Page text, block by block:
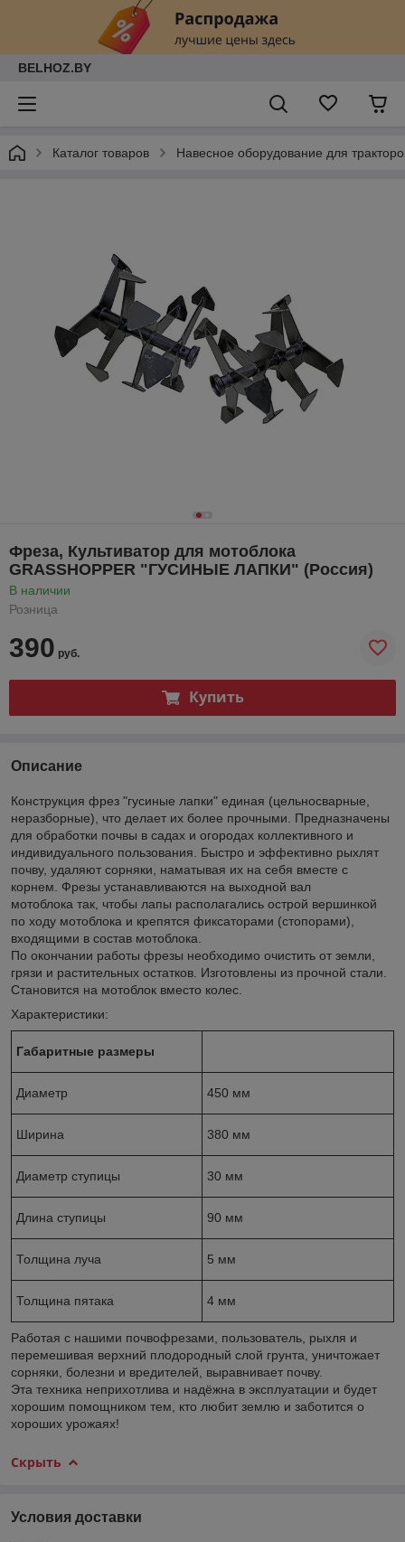
BELHOZ.BY
Каталог товаров Навесное оборудование для
Фреза, Культиватор для мотоблока
GRASSHOPPER "ГУСИНЫЕ ЛАПКИ" (Россия)
В наличии
Розница
390 руб.
Купить
Описание
Конструкция фрез "гусиные лапки" единая (цельносварные,
неразборные), что делает их более прочными. Предназначены
для обработки почвы в садах и огородах коллективного и
индивидуального пользования. Быстро и эффективно рыхлят
почву, удаляют сорняки, наматывая их на себя вместе с
корнем. Фрезы устанавливаются на выходной вал
мотоблока так, чтобы лапы располагались острой вершинкой
по ходу мотоблока и крепятся фиксаторами (стопорами),
входящими в состав мотоблока.
По окончании работы фрезы необходимо очистить от земли,
грязи и растительных остатков. Изготовлены из прочной стали.
Становится на мотоблок вместо колес.
Характеристики:
Габаритные размеры
Диаметр 450 мм
Ширина 380 мм
Диаметр ступицы 30 мм
Длина ступицы 90 мм
Толщина луча 5 мм
Толщина пятака 4 мм
Работая с нашими почвофрезами, пользователь, рыхля и
перемешивая верхний плодородный слой грунта, уничтожает
сорняки, болезни и вредителей, выравнивает почву.
Эта техника неприхотлива и надёжна в эксплуатации и будет
хорошим помощником тем, кто любит землю и заботится о
хороших урожаях!
Скрыть
Условия доставки